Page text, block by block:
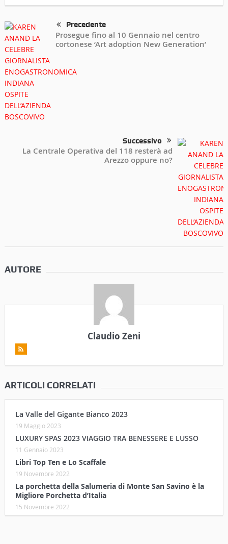
Precedente
Prosegue fino al 10 Gennaio nel centro
cortonese ‘Art adoption New Generation’
Successivo
La Centrale Operativa del 118 resterà ad
Arezzo oppure no?
AUTORE
Claudio Zeni
ARTICOLI CORRELATI
La Valle del Gigante Bianco 2023
19 Maggio 2023
LUXURY SPAS 2023 VIAGGIO TRA BENESSERE E LUSSO
11 Gennaio 2023
Libri Top Ten e Lo Scaffale
19 Novembre 2022
La porchetta della Salumeria di Monte San Savino è la
Migliore Porchetta d’Italia
15 Novembre 2022